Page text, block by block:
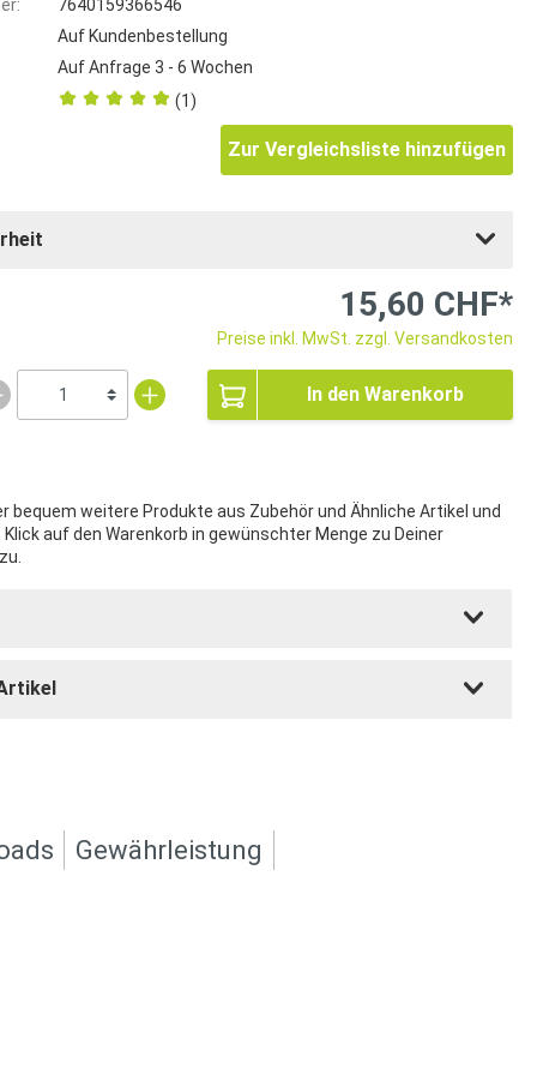
7640159366546
Auf Kundenbestellung
Auf Anfrage 3 - 6 Wochen
(1)
Zur Vergleichsliste hinzufügen
15,60 CHF*
Preise inkl. MwSt. zzgl. Versandkosten
In den Warenkorb
bequem weitere Produkte aus Zubehör und Ähnliche Artikel und
auf den Warenkorb in gewünschter Menge zu Deiner
Gewährleistung